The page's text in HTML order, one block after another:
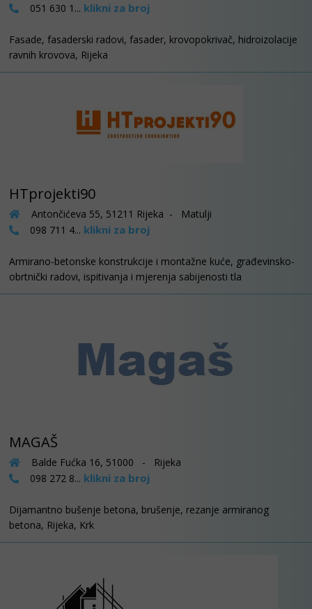
051 630 1... klikni za broj
Fasade, fasaderski radovi, fasader, krovopokrivač, hidroizolacije
ravnih krovova, Rijeka
HTprojekti90
Antončićeva 55, 51211 Rijeka - Matulji
098 711 4... klikni za broj
Armirano-betonske konstrukcije i montažne kuće, građevinsko-
obrtnički radovi, ispitivanja i mjerenja sabijenosti tla
MAGAŠ
Balde Fućka 16, 51000 - Rijeka
098 272 8... klikni za broj
Dijamantno bušenje betona, brušenje, rezanje armiranog
betona, Rijeka, Krk